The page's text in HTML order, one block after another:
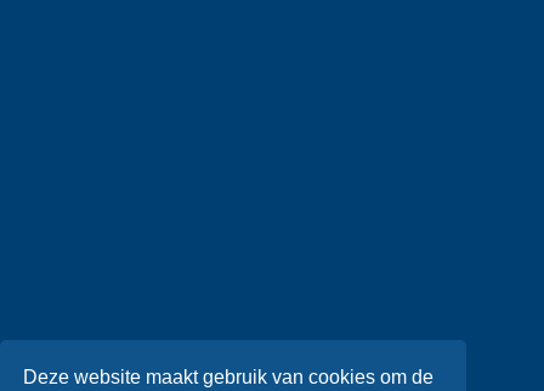
Deze website maakt gebruik van cookies om de